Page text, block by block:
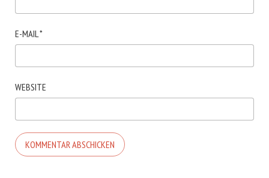
E-MAIL*
WEBSITE